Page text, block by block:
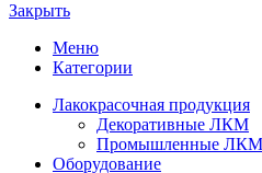
Закрыть
Меню
Категории
Лакокрасочная продукция
Декоративные ЛКМ
Промышленные ЛКМ
Оборудование